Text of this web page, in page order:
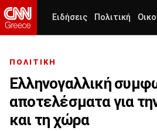
Ειδήσεις Πολιτική
ΠΟΛΙΤΙΚΗ
Ελληνογαλλική
αποτελέσματα για
και τη χώρα